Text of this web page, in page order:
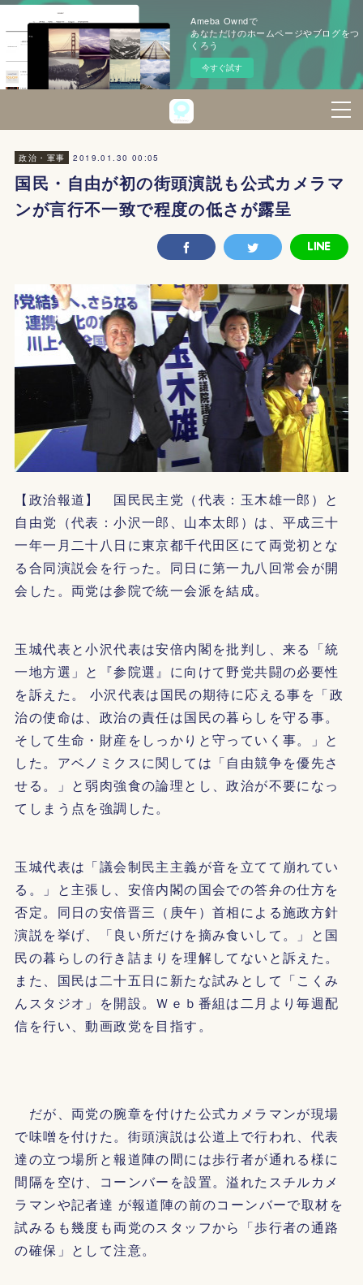
Ameba Owndで
あなただけのホームページやブログをつ
くろう
今すぐ試す
政治・軍事 2019.01.30 00:05
国民・自由が初の街頭演説も公式カメラマ
ンが言行不一致で程度の低さが露呈
【政治報道】 国民民主党（代表：玉木雄一郎）と
自由党（代表：小沢一郎、山本太郎）は、平成三十
一年一月二十八日に東京都千代田区にて両党初とな
る合同演説会を行った。同日に第一九八回常会が開
会した。両党は参院で統一会派を結成。
玉城代表と小沢代表は安倍内閣を批判し、来る「統
一地方選」と『参院選』に向けて野党共闘の必要性
を訴えた。 小沢代表は国民の期待に応える事を「政
治の使命は、政治の責任は国民の暮らしを守る事。
そして生命・財産をしっかりと守っていく事。」と
した。アベノミクスに関しては「自由競争を優先さ
せる。」と弱肉強食の論理とし、政治が不要になっ
てしまう点を強調した。
玉城代表は「議会制民主主義が音を立てて崩れてい
る。」と主張し、安倍内閣の国会での答弁の仕方を
否定。同日の安倍晋三（庚午）首相による施政方針
演説を挙げ、「良い所だけを摘み食いして。」と国
民の暮らしの行き詰まりを理解してないと訴えた。
また、国民は二十五日に新たな試みとして「こくみ
んスタジオ」を開設。Ｗｅｂ番組は二月より毎週配
信を行い、動画政党を目指す。
だが、両党の腕章を付けた公式カメラマンが現場
で味噌を付けた。街頭演説は公道上で行われ、代表
達の立つ場所と報道陣の間には歩行者が通れる様に
間隔を空け、コーンバーを設置。溢れたスチルカメ
ラマンや記者達 が報道陣の前のコーンバーで取材を
試みるも幾度も両党のスタッフから「歩行者の通路
の確保」として注意。